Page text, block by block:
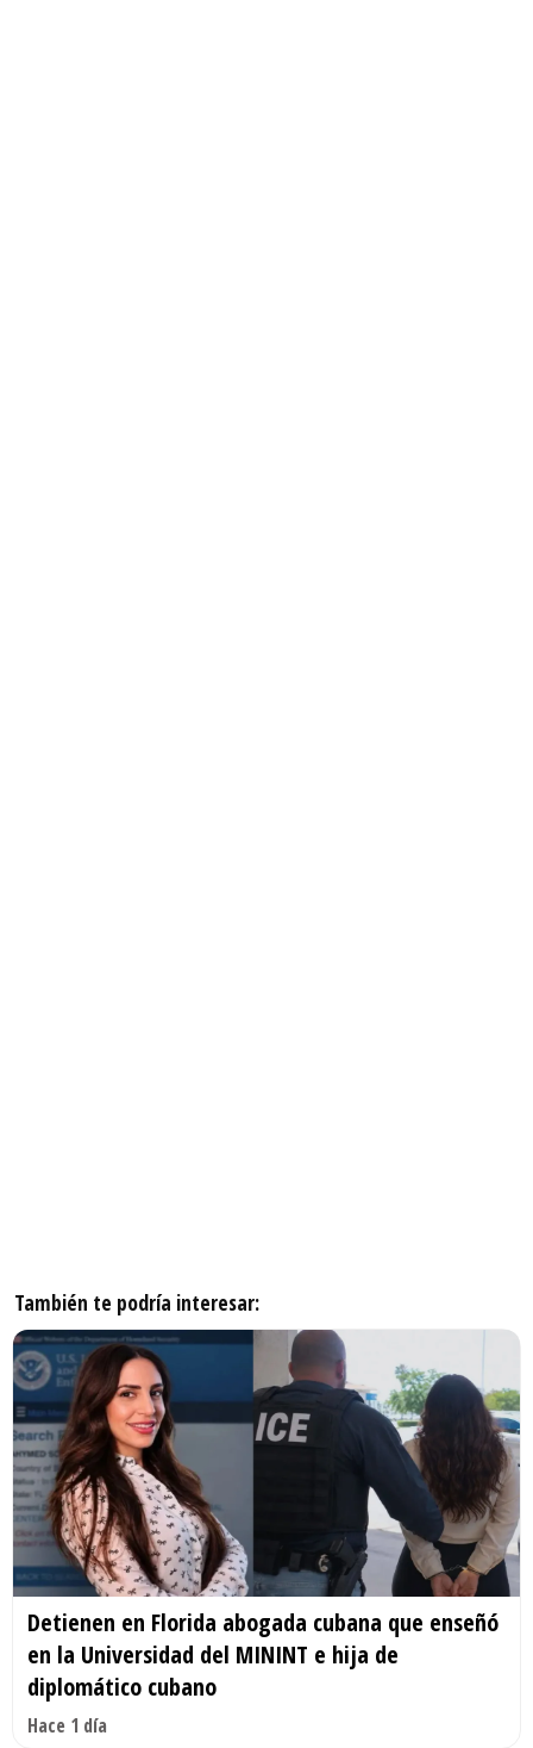
También te podría interesar:
Detienen en Florida abogada cubana que enseñó
en la Universidad del MININT e hija de
diplomático cubano
Hace 1 día